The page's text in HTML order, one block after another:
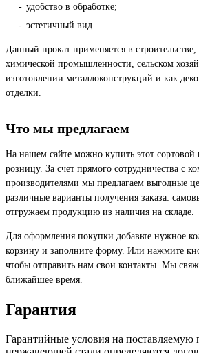
удобство в обработке;
эстетичный вид.
Данный прокат применяется в
химической промышленности, сельском
изготовлении металлоконструкций и как
отделки.
Что мы предлагаем
На нашем сайте можно купить этот сортовой
розницу. За счет прямого сотрудничества с
производителями мы предлагаем выгодные
различные варианты получения заказа:
отгружаем продукцию из наличия на складе.
Для оформления покупки добавьте нужное
корзину и заполните форму. Или нажмите
чтобы отправить нам свои контакты. Мы
ближайшее время.
Гарантия
Гарантийные условия на поставляемую